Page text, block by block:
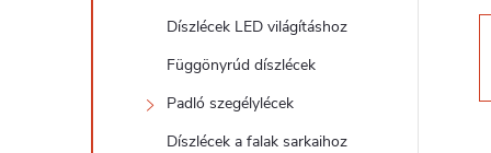
Díszlécek LED világításhoz
Függönyrúd díszlécek
Padló szegélylécek
Díszlécek a falak sarkaihoz